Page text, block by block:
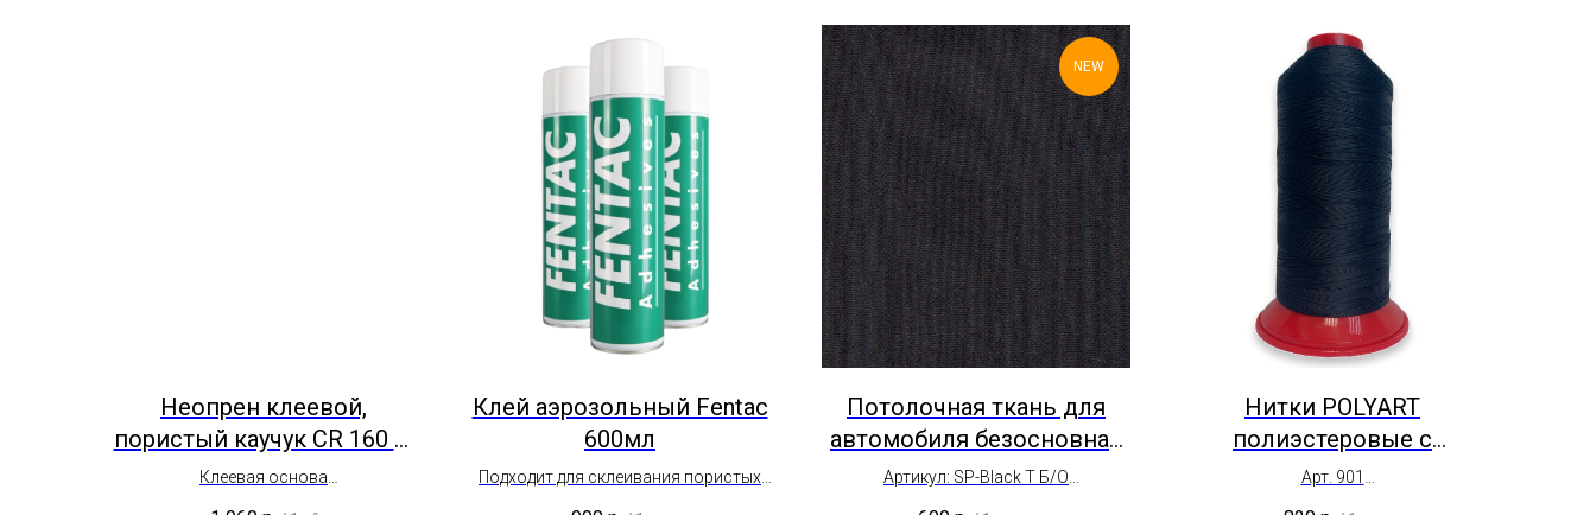
Неопрен клеевой,
пористый каучук CR 160 г/
см³| 1 мм | 2мм
Клеевая основа
Клей аэрозольный Fentac
600мл
Подходит для склеивания пористых
NEW
Потолочная ткань для
автомобиля безосновная
Сетка SP-Black T Б/О,
черная
Артикул: SP-Black T Б/О
Нитки POLYART
полиэстеровые с
силиконом Арт. 901
Арт. 901